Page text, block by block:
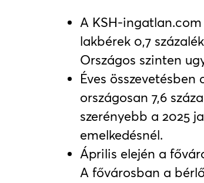
A KSH-
lakbérek 0,7
Országos szinten
Éves összevetésben
országosan 7,6
szerényebb a 2025
emelkedésnél.
Április elején a
A fővárosban a